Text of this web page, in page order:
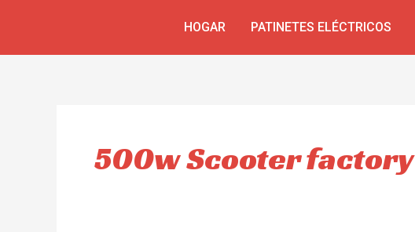
HOGAR PATINETES ELÉCTRICOS
500w Scooter factory